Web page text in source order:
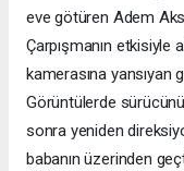
eve götüren Adem
Çarpışmanın etkisiyle
kamerasına yansıyan
Görüntülerde
sonra yeniden
babanın üzerinden